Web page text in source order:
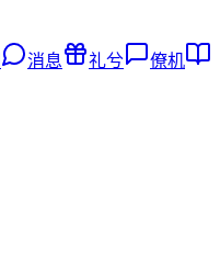
消息 礼兮
僚机